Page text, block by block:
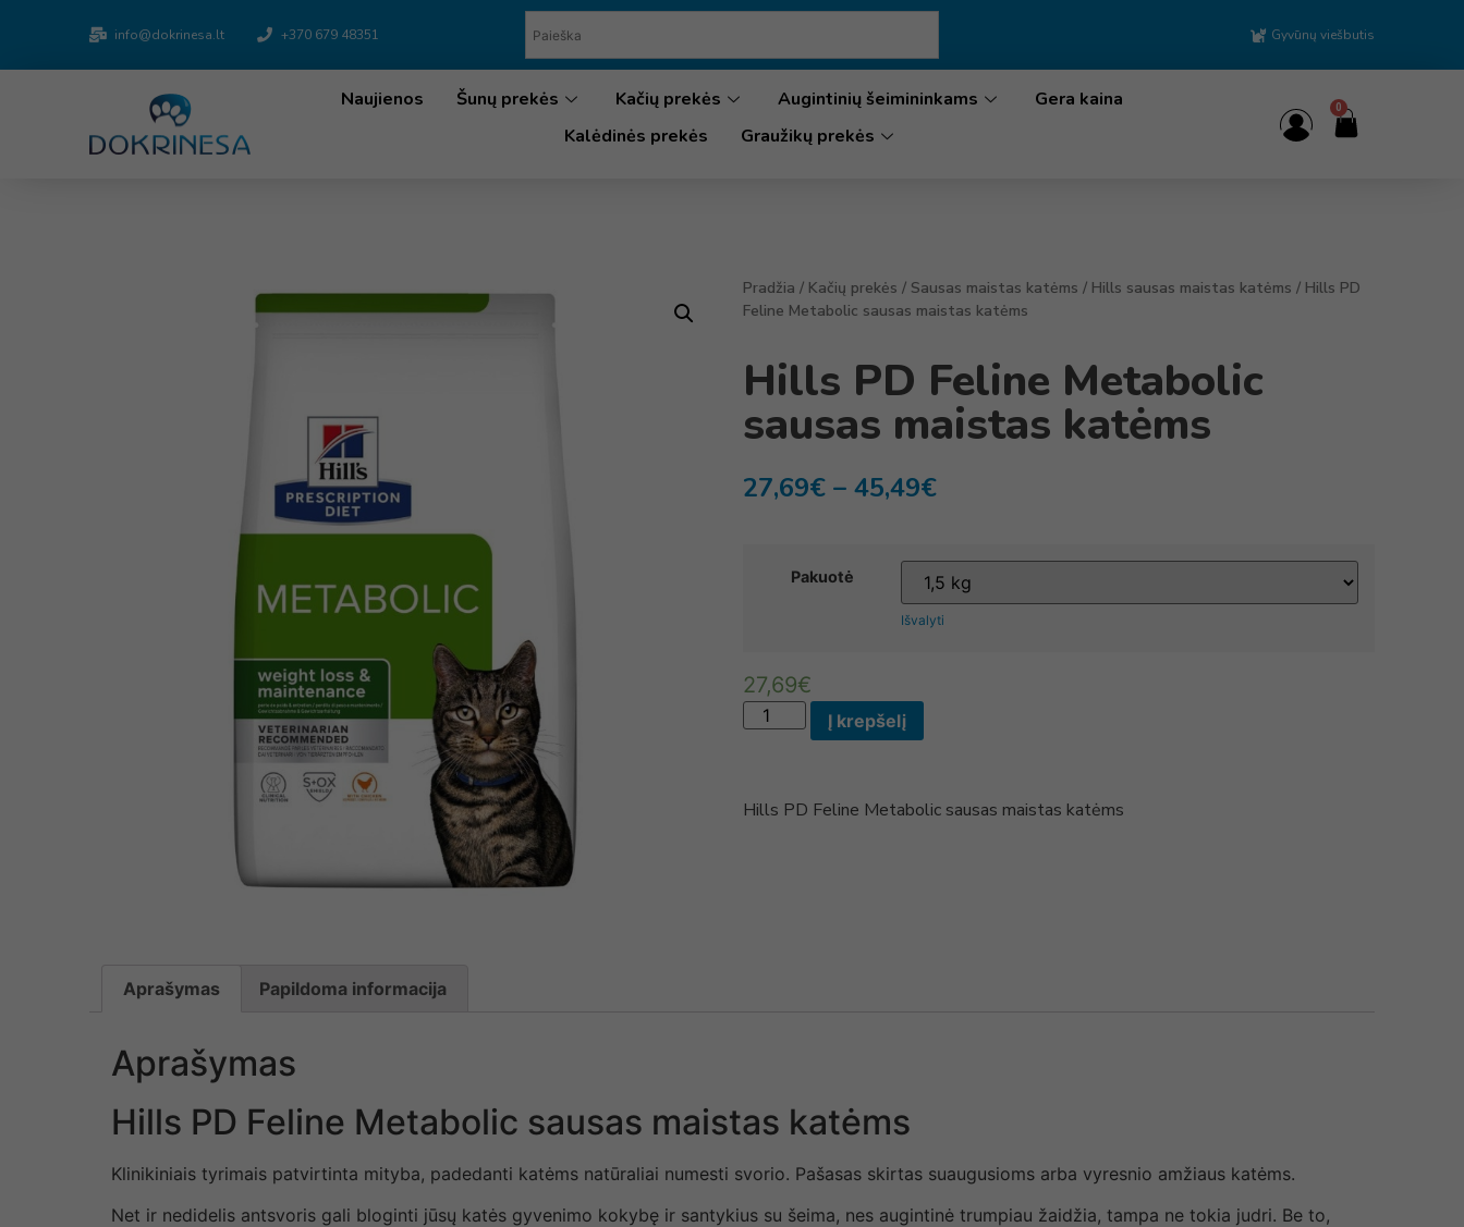
info@dokrinesa.lt +370 679 48351 Gyvūnų viešbutis
Naujienos Šunų prekės Kačių prekės Augintinių šeimininkams
Gera kaina
Kalėdinės prekės
Graužikų prekės
0
Pradžia / Kačių prekės / Sausas maistas katėms / Hills sausas maistas katėms / Hills PD
Feline Metabolic sausas maistas katėms
Hills PD Feline Metabolic
sausas maistas katėms
27,69€ – 45,49€
Pakuotė
Išvalyti
27,69€
Į krepšelį
Hills PD Feline Metabolic sausas maistas katėms
Aprašymas Papildoma informacija
Aprašymas
Hills PD Feline Metabolic sausas maistas katėms
Klinikiniais tyrimais patvirtinta mityba, padedanti katėms natūraliai numesti svorio. Pašasas skirtas suaugusioms arba vyresnio amžiaus katėms.
Net ir nedidelis antsvoris gali bloginti jūsų katės gyvenimo kokybę ir santykius su šeima, nes augintinė trumpiau žaidžia, tampa ne tokia judri. Be to,